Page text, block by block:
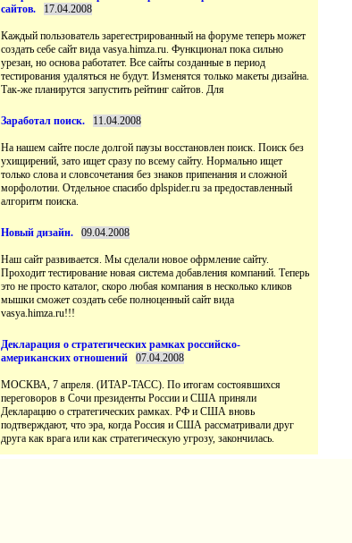
Каждый пользователь зарегестрированный на форуме теперь может
создать себе сайт вида vasya.himza.ru. Функционал пока сильно
урезан, но основа работатет. Все сайты созданные в период
тестирования удаляться не будут. Изменятся только макеты дизайна.
На нашем сайте после долгой паузы восстановлен поиск. Поиск без
ухищирений, зато ищет сразу по всему сайту. Нормально ищет
только слова и словсочетания без знаков припенания и сложной
морфолотии. Отдельное спасибо dplspider.ru за предоставленный
Наш сайт развивается. Мы сделали новое офрмление сайту.
Проходит тестирование новая система добавления компаний. Теперь
это не просто каталог, скоро любая компания в несколько кликов
мышки сможет создать себе полноценный сайт вида
vasya.himza.ru!!!
МОСКВА, 7 апреля. (ИТАР-ТАСС). По итогам состоявшихся
переговоров в Сочи президенты России и США приняли
Декларацию о стратегических рамках. РФ и США вновь
подтверждают, что эра, когда Россия и США рассматривали друг